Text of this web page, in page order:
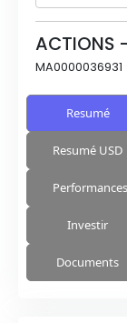
ACTIONS -
MA0000036931
Resumé
Resumé USD
Performances
Investir
Documents